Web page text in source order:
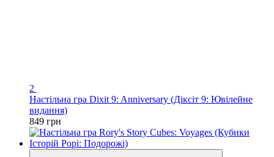
2
Настільна гра Dixit 9: Anniversary (Діксіт 9: Ювілейне
видання)
849 грн